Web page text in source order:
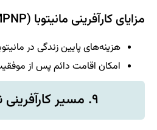
مزایای کارآفرینی مانیتوبا (MPNP)
هزینه‌های پایین زندگی در
امکان اقامت دائم پس از
۹. مسیر کارآفرینی نیوبرانزویک